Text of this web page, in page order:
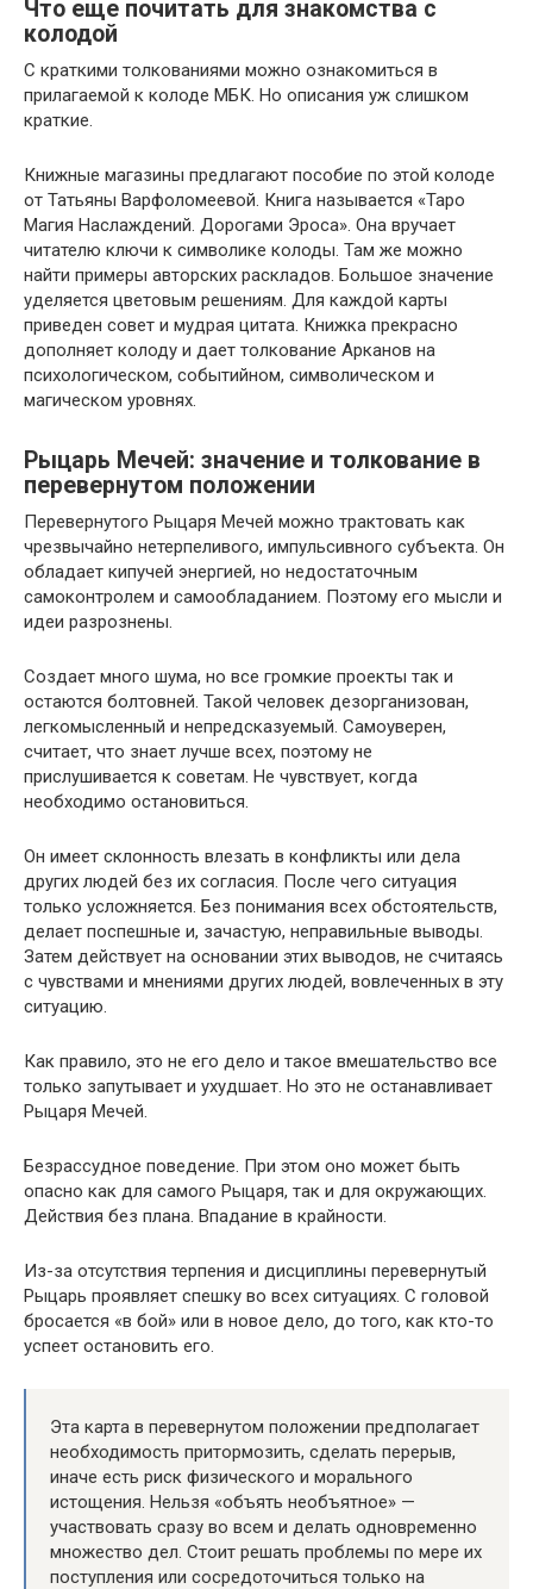
Что еще почитать для знакомства с
колодой
С краткими толкованиями можно ознакомиться в
прилагаемой к колоде МБК. Но описания уж слишком
краткие.
Книжные магазины предлагают пособие по этой колоде
от Татьяны Варфоломеевой. Книга называется «Таро
Магия Наслаждений. Дорогами Эроса». Она вручает
читателю ключи к символике колоды. Там же можно
найти примеры авторских раскладов. Большое значение
уделяется цветовым решениям. Для каждой карты
приведен совет и мудрая цитата. Книжка прекрасно
дополняет колоду и дает толкование Арканов на
психологическом, событийном, символическом и
магическом уровнях.
Рыцарь Мечей: значение и толкование в
перевернутом положении
Перевернутого Рыцаря Мечей можно трактовать как
чрезвычайно нетерпеливого, импульсивного субъекта. Он
обладает кипучей энергией, но недостаточным
самоконтролем и самообладанием. Поэтому его мысли и
идеи разрознены.
Создает много шума, но все громкие проекты так и
остаются болтовней. Такой человек дезорганизован,
легкомысленный и непредсказуемый. Самоуверен,
считает, что знает лучше всех, поэтому не
прислушивается к советам. Не чувствует, когда
необходимо остановиться.
Он имеет склонность влезать в конфликты или дела
других людей без их согласия. После чего ситуация
только усложняется. Без понимания всех обстоятельств,
делает поспешные и, зачастую, неправильные выводы.
Затем действует на основании этих выводов, не считаясь
с чувствами и мнениями других людей, вовлеченных в эту
ситуацию.
Как правило, это не его дело и такое вмешательство все
только запутывает и ухудшает. Но это не останавливает
Рыцаря Мечей.
Безрассудное поведение. При этом оно может быть
опасно как для самого Рыцаря, так и для окружающих.
Действия без плана. Впадание в крайности.
Из-за отсутствия терпения и дисциплины перевернутый
Рыцарь проявляет спешку во всех ситуациях. С головой
бросается «в бой» или в новое дело, до того, как кто-то
успеет остановить его.
Эта карта в перевернутом положении предполагает
необходимость притормозить, сделать перерыв,
иначе есть риск физического и морального
истощения. Нельзя «объять необъятное» —
участвовать сразу во всем и делать одновременно
множество дел. Стоит решать проблемы по мере их
поступления или сосредоточиться только на